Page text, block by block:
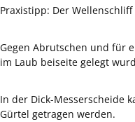
Praxistipp: Der
Gegen Abrutschen und für
im Laub beiseite gelegt
In der Dick-Messerscheide
Gürtel getragen werden.